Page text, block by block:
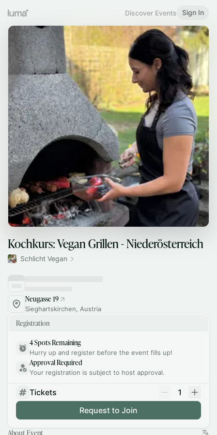
Discover Events Sign In
Kochkurs: Vegan Grillen - Niederösterreich
Schlicht Vegan
Neugasse 19
Sieghartskirchen, Austria
Registration
4 Spots Remaining
Hurry up and register before the event fills up!
Approval Required
Your registration is subject to host approval.
Tickets
1
Request to Join
About Event